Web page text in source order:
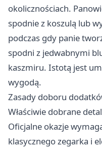
okolicznościach.
spodnie z koszulą lub
podczas gdy panie
spodni z jedwabnymi
kaszmiru. Istotą jest
wygodą.
Zasady doboru
Właściwie dobrane
Oficjalne okazje
klasycznego zegarka i